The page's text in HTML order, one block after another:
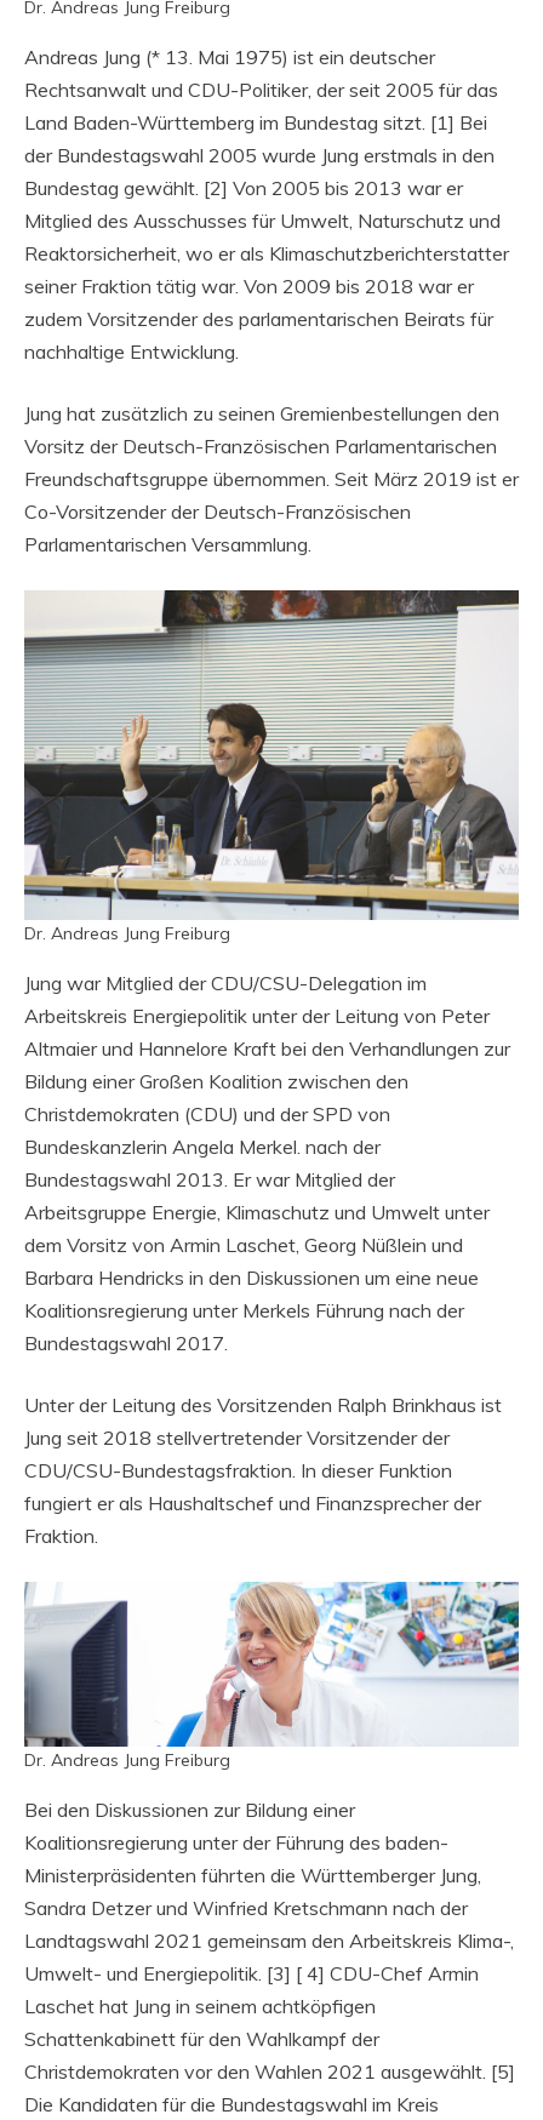
Dr. Andreas Jung Freiburg
Andreas Jung (* 13. Mai 1975) ist ein deutscher
Rechtsanwalt und CDU-Politiker, der seit 2005 für das
Land Baden-Württemberg im Bundestag sitzt. [1] Bei
der Bundestagswahl 2005 wurde Jung erstmals in den
Bundestag gewählt. [2] Von 2005 bis 2013 war er
Mitglied des Ausschusses für Umwelt, Naturschutz und
Reaktorsicherheit, wo er als Klimaschutzberichterstatter
seiner Fraktion tätig war. Von 2009 bis 2018 war er
zudem Vorsitzender des parlamentarischen Beirats für
nachhaltige Entwicklung.
Jung hat zusätzlich zu seinen Gremienbestellungen den
Vorsitz der Deutsch-Französischen Parlamentarischen
Freundschaftsgruppe übernommen. Seit März 2019 ist er
Co-Vorsitzender der Deutsch-Französischen
Parlamentarischen Versammlung.
Dr. Andreas Jung Freiburg
Jung war Mitglied der CDU/CSU-Delegation im
Arbeitskreis Energiepolitik unter der Leitung von Peter
Altmaier und Hannelore Kraft bei den Verhandlungen zur
Bildung einer Großen Koalition zwischen den
Christdemokraten (CDU) und der SPD von
Bundeskanzlerin Angela Merkel. nach der
Bundestagswahl 2013. Er war Mitglied der
Arbeitsgruppe Energie, Klimaschutz und Umwelt unter
dem Vorsitz von Armin Laschet, Georg Nüßlein und
Barbara Hendricks in den Diskussionen um eine neue
Koalitionsregierung unter Merkels Führung nach der
Bundestagswahl 2017.
Unter der Leitung des Vorsitzenden Ralph Brinkhaus ist
Jung seit 2018 stellvertretender Vorsitzender der
CDU/CSU-Bundestagsfraktion. In dieser Funktion
fungiert er als Haushaltschef und Finanzsprecher der
Fraktion.
Dr. Andreas Jung Freiburg
Bei den Diskussionen zur Bildung einer
Koalitionsregierung unter der Führung des baden-
Ministerpräsidenten führten die Württemberger Jung,
Sandra Detzer und Winfried Kretschmann nach der
Landtagswahl 2021 gemeinsam den Arbeitskreis Klima-,
Umwelt- und Energiepolitik. [3] [ 4] CDU-Chef Armin
Laschet hat Jung in seinem achtköpfigen
Schattenkabinett für den Wahlkampf der
Christdemokraten vor den Wahlen 2021 ausgewählt. [5]
Die Kandidaten für die Bundestagswahl im Kreis